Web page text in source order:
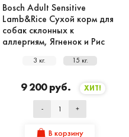
Bosch Adult Sensitive
Lamb&Rice Сухой корм для
собак склонных к
аллергиям, Ягненок и Рис
3 кг. 15 кг.
9 200 руб. ХИТ!
- +
В корзину